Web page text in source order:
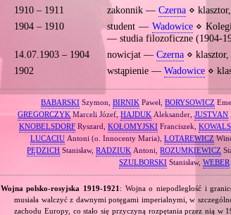
1910 – 1911
zakonnik — Czerna⋄
1904 – 1910
student — Wadowice⋄
— studia filozoficzne
14.07.1903 – 1904
nowicjat — Czerna⋄ klasztor,
1902
wstąpienie — Wadowice⋄
BABARSKISzymon, BIRNIKPaweł, BORYSOWICZ
GREGORCZYKMarceli Józef,HAJDUKAleksander,JUSTVAN
KNOBELSDORFRyszard, KOŁOMYJSKIFranciszek,
LUCACIUAntoni (o. Innocenty Maria), ŁOTAREWICZ
PĘDZICH Stanisław,RADZIUK Antoni,ROZUMKIEWICZ
SZULBORSKIStanisław, WEBER
Wojna polsko‐rosyjska 1919‐1921 : Wojna o niepodległość i
musiała walczyć z dawnymi potęgami imperialnymi, w
zachodu Europy, co stało się przyczyną rozpętania przez nią w